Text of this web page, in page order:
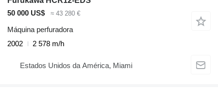
50 000 US$
≈ 43 280 €
Máquina perfuradora
2002
2 578 m/h
Estados Unidos da América, Miami